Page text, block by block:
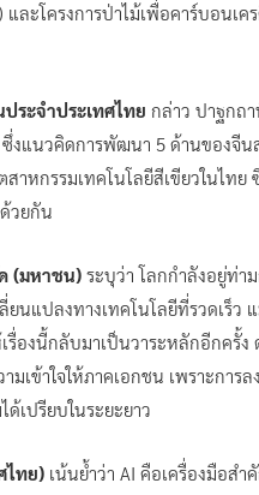
ละโครงการป่าไม้เพื่อคาร์บอนเค
ระจำประเทศไทย กล่าว ปาฐกถ
งแนวคิดการพัฒนา 5 ด้านของจี
หกรรมเทคโนโลยีสีเขียวในไทย
วยกัน
(มหาชน) ระบุว่า โลกกำลังอยู่ท่า
นแปลงทางเทคโนโลยีที่รวดเร็ว
องนี้กลับมาเป็นวาระหลักอีกครั้ง
เข้าใจให้ภาคเอกชน เพราะการ
ด้เปรียบในระยะยาว
ไทย) เน้นย้ำว่า AI คือเครื่องมือสำ